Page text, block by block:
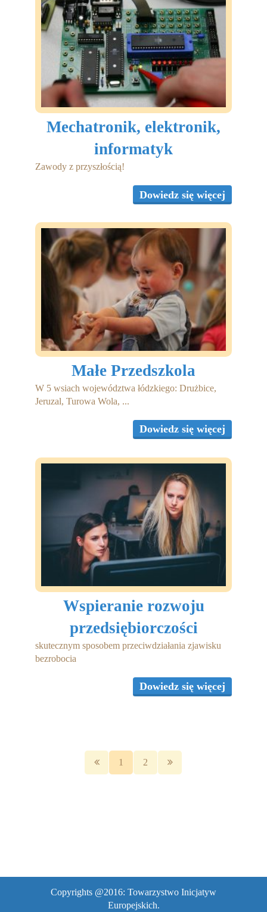
Mechatronik, elektronik,
informatyk
Zawody z przyszłością!
Dowiedz się więcej
Małe Przedszkola
W 5 wsiach województwa łódzkiego: Drużbice,
Jeruzal, Turowa Wola, ...
Dowiedz się więcej
Wspieranie rozwoju
przedsiębiorczości
skutecznym sposobem przeciwdziałania zjawisku
bezrobocia
Dowiedz się więcej
1 2
Copyrights @2016: Towarzystwo Inicjatyw
Europejskich.